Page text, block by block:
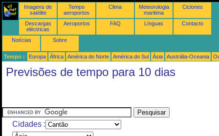
Imagens de
satélite
Tempo
aeroportos
Clima
Meteorologia
maritima
Ciclones
Descargas
eléctricas
Aeroportos FAQ Línguas Contacto
Notícias Sobre
Tempo : Europa África América do Norte América do Sul Ásia Austrália-Oceania
Previsões de tempo para 10 dias
Cidades :